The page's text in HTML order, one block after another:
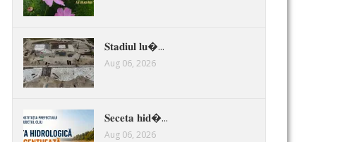
𝐒𝐭𝐚𝐝𝐢𝐮𝐥 𝐥𝐮�...
Aug 06, 2026
𝐒𝐞𝐜𝐞𝐭𝐚 𝐡𝐢𝐝�...
Aug 06, 2026